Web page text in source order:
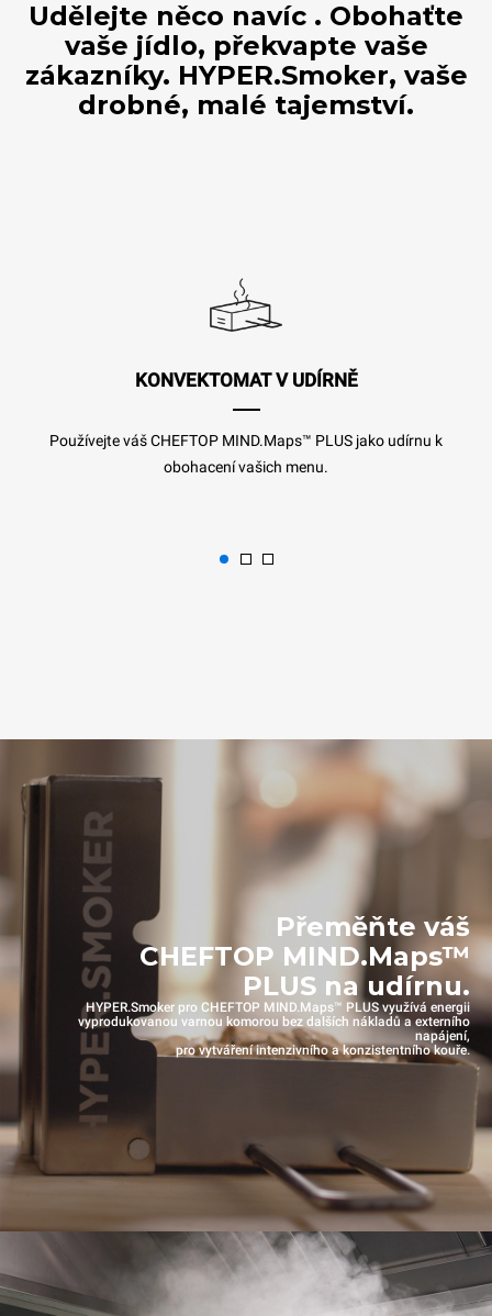
Udělejte něco navíc . Obohaťte
vaše jídlo, překvapte vaše
zákazníky. HYPER.Smoker, vaše
drobné, malé tajemství.
KONVEKTOMAT V UDÍRNĚ
Používejte váš CHEFTOP MIND.Maps™ PLUS jako udírnu k
obohacení vašich menu.
Přeměňte váš
CHEFTOP MIND.Maps™
PLUS na udírnu.
HYPER.Smoker pro CHEFTOP MIND.Maps™ PLUS využívá energii
vyprodukovanou varnou komorou bez dalších nákladů a externího
napájení,
pro vytváření intenzivního a konzistentního kouře.